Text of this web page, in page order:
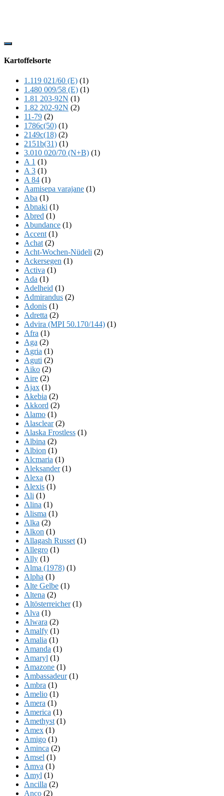
Show
Content
Kartoffelsorte
1.119 021/60 (E) (1)
1.480 009/58 (E) (1)
1.81 203-92N (1)
1.82 202-92N (2)
11-79 (2)
1786c(50) (1)
2149c(18) (2)
2151b(31) (1)
3.010 020/70 (N+B) (1)
A 1 (1)
A 3 (1)
A 84 (1)
Aamisepa varajane (1)
Aba (1)
Abnaki (1)
Abred (1)
Abundance (1)
Accent (1)
Achat (2)
Acht-Wochen-Nüdeli (2)
Ackersegen (1)
Activa (1)
Ada (1)
Adelheid (1)
Admirandus (2)
Adonis (1)
Adretta (2)
Advira (MPI 50.170/144) (1)
Afra (1)
Aga (2)
Agria (1)
Aguti (2)
Aiko (2)
Aire (2)
Ajax (1)
Akebia (2)
Akkord (2)
Alamo (1)
Alasclear(2)
Alaska Frostless (1)
Albina (2)
Albion (1)
Alcmaria (1)
Aleksander(1)
Alexa (1)
Alexis (1)
Ali (1)
Alina (1)
Alisma (1)
Alka (2)
Alkon (1)
Allagash Russet (1)
Allegro (1)
Ally (1)
Alma (1978) (1)
Alpha (1)
Alte Gelbe (1)
Altena (2)
Altösterreicher(1)
Alva (1)
Alwara (2)
Amalfy (1)
Amalia (1)
Amanda (1)
Amaryl (1)
Amazone (1)
Ambassadeur(1)
Ambra (1)
Amelio (1)
Amera (1)
America (1)
Amethyst (1)
Amex (1)
Amigo (1)
Aminca (2)
Amsel (1)
Amva (1)
Amyl (1)
Ancilla (2)
Anco (2)